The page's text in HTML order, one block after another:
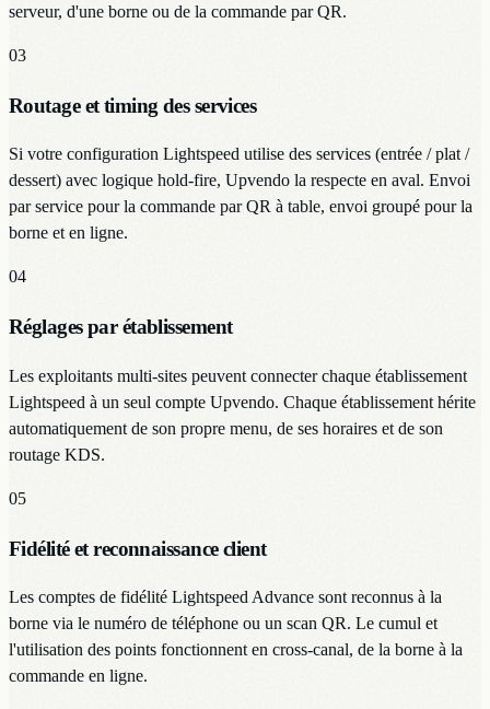
serveur, d'une borne ou de la commande par QR.
03
Routage et timing des services
Si votre configuration Lightspeed utilise des services (entrée / plat /
dessert) avec logique hold-fire, Upvendo la respecte en aval. Envoi
par service pour la commande par QR à table, envoi groupé pour la
borne et en ligne.
04
Réglages par établissement
Les exploitants multi-sites peuvent connecter chaque établissement
Lightspeed à un seul compte Upvendo. Chaque établissement hérite
automatiquement de son propre menu, de ses horaires et de son
routage KDS.
05
Fidélité et reconnaissance client
Les comptes de fidélité Lightspeed Advance sont reconnus à la
borne via le numéro de téléphone ou un scan QR. Le cumul et
l'utilisation des points fonctionnent en cross-canal, de la borne à la
commande en ligne.